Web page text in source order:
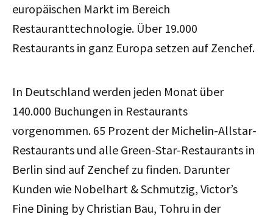
europäischen Markt im Bereich
Restauranttechnologie. Über 19.000
Restaurants in ganz Europa setzen auf Zenchef.
In Deutschland werden jeden Monat über
140.000 Buchungen in Restaurants
vorgenommen. 65 Prozent der Michelin-Allstar-
Restaurants und alle Green-Star-Restaurants in
Berlin sind auf Zenchef zu finden. Darunter
Kunden wie Nobelhart & Schmutzig, Victor’s
Fine Dining by Christian Bau, Tohru in der